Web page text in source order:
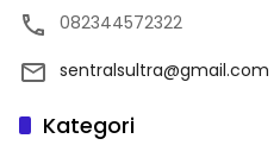
082344572322
sentralsultra@gmail.com
Kategori